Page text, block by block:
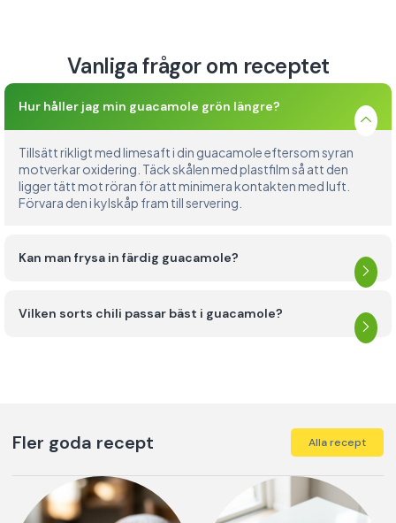
Vanliga frågor om receptet
Hur håller jag min guacamole grön längre?
Tillsätt rikligt med limesaft i din guacamole eftersom syran
motverkar oxidering. Täck skålen med plastfilm så att den
ligger tätt mot röran för att minimera kontakten med luft.
Förvara den i kylskåp fram till servering.
Kan man frysa in färdig guacamole?
Vilken sorts chili passar bäst i guacamole?
Fler goda recept Alla recept